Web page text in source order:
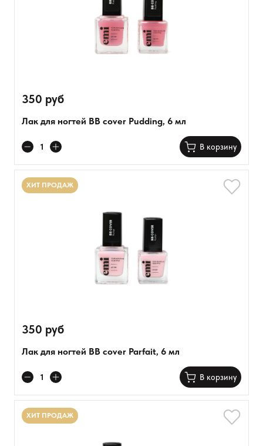
350 руб
Лак для ногтей BB cover Pudding, 6 мл
В корзину
ХИТ ПРОДАЖ
350 руб
Лак для ногтей BB cover Parfait, 6 мл
В корзину
ХИТ ПРОДАЖ